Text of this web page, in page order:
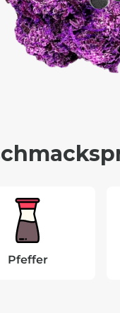
Pfeffer